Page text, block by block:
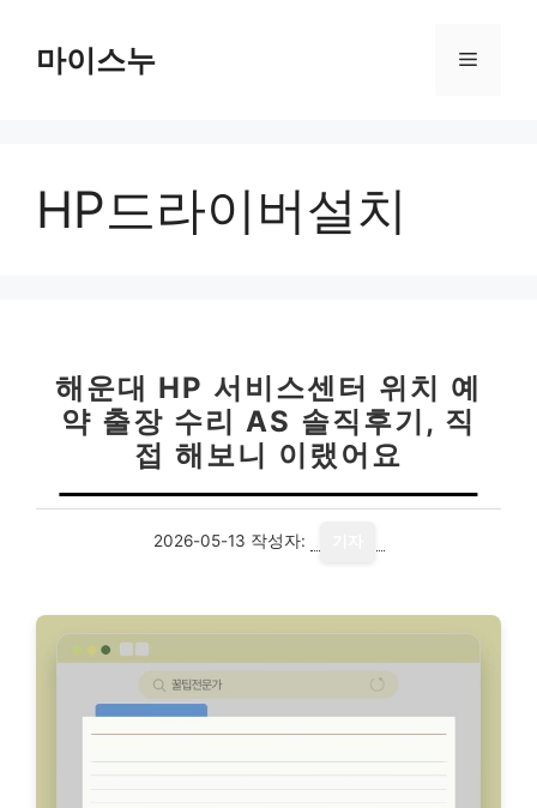
마이스누 메
HP드라이버설치
해운대 HP 서비스센터 위치 예
약 출장 수리 AS 솔직후기, 직
접 해보니 이랬어요
2026-05-13 작성자: